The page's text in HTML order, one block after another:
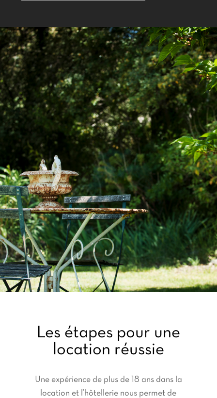
Les étapes pour une
location réussie
Une expérience de plus de 18 ans dans la
location et l’hôtellerie nous permet de